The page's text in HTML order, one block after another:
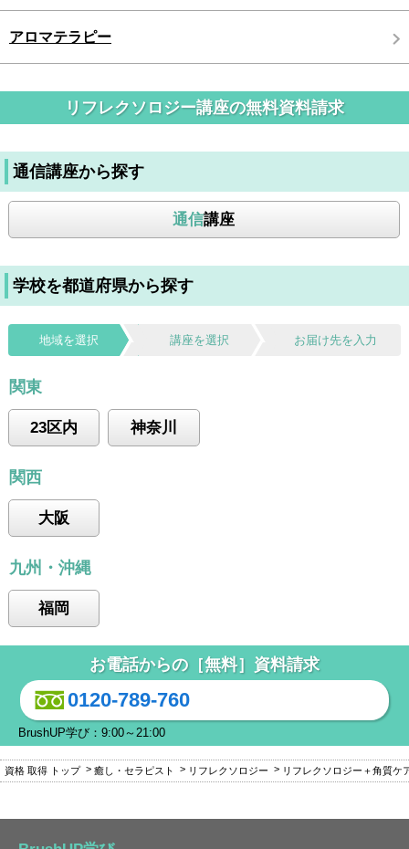
アロマテラピー
リフレクソロジー講座の無料資料請求
通信講座から探す
通信講座
学校を都道府県から探す
地域を選択 講座を選択 お届け先を入力
関東
23区内 神奈川
関西
大阪
九州・沖縄
福岡
お電話からの［無料］資料請求
0120-789-760
BrushUP学び：9:00～21:00
資格 取得 トップ 癒し・セラピスト リフレクソロジー リフレクソロジー＋角質ケ